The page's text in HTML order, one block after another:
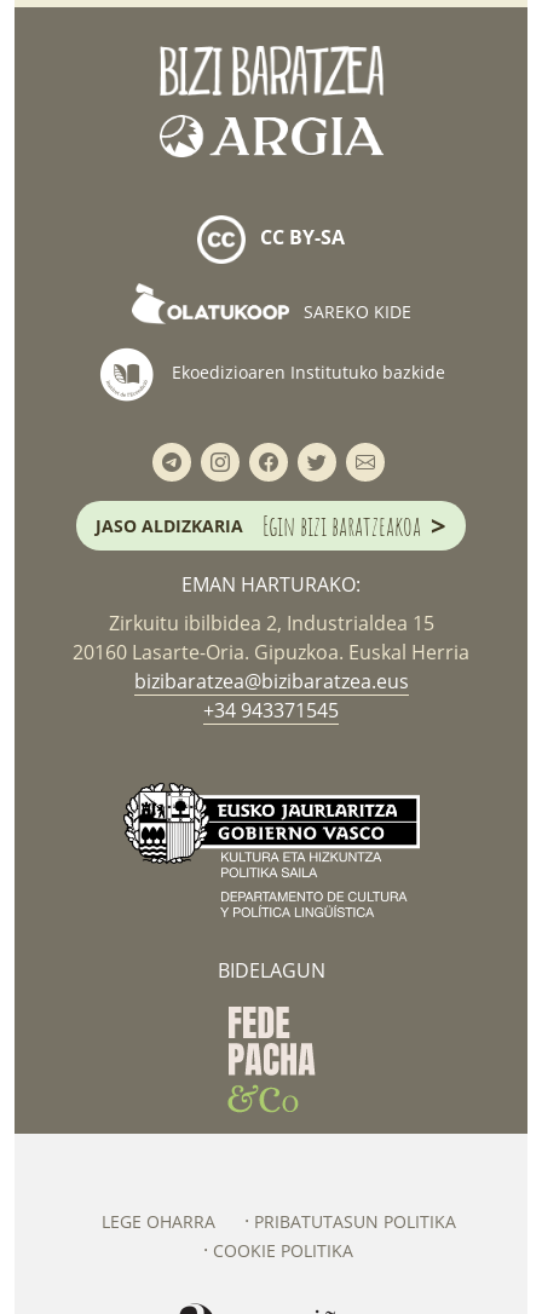
CC BY-SA
SAREKO KIDE
Ekoedizioaren Institutuko bazkide
JASO ALDIZKARIA Egin bizi baratzeakoa >
EMAN HARTURAKO:
Zirkuitu ibilbidea 2, Industrialdea 15
20160 Lasarte-Oria. Gipuzkoa. Euskal Herria
bizibaratzea@bizibaratzea.eus
+34 943371545
BIDELAGUN
LEGE OHARRA
PRIBATUTASUN POLITIKA
COOKIE POLITIKA